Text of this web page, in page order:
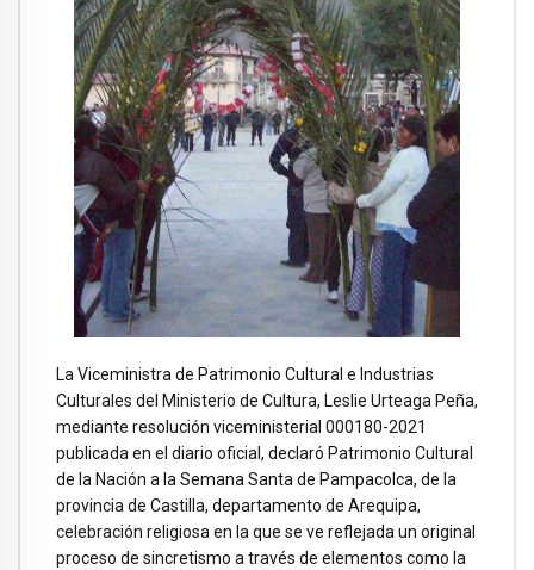
La Viceministra de Patrimonio Cultural e Industrias
Culturales del Ministerio de Cultura, Leslie Urteaga Peña,
mediante resolución viceministerial 000180-2021
publicada en el diario oficial, declaró Patrimonio Cultural
de la Nación a la Semana Santa de Pampacolca, de la
provincia de Castilla, departamento de Arequipa,
celebración religiosa en la que se ve reflejada un original
proceso de sincretismo a través de elementos como la